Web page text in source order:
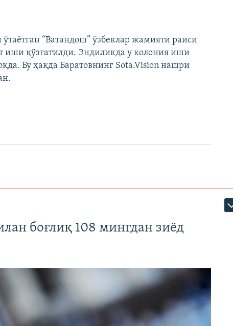
“Ватандош” ўзбеклар жамияти раиси
иши қўзғатилди. Эндиликда у колония иши
Бу ҳақда Баратовнинг Sota.Vision нашри
боғлиқ 108 мингдан зиёд